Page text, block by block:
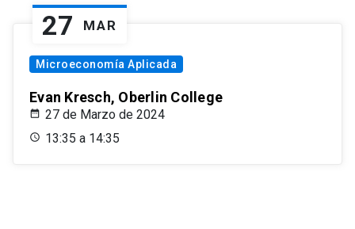
27 MAR
Microeconomía Aplicada
Evan Kresch, Oberlin College
27 de Marzo de 2024
13:35 a 14:35